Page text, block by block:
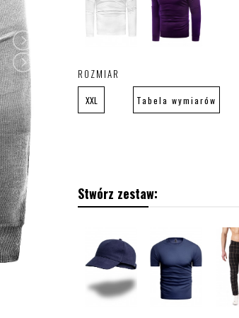
ROZMIAR
XXL Tabela wymiarów
Stwórz zestaw: